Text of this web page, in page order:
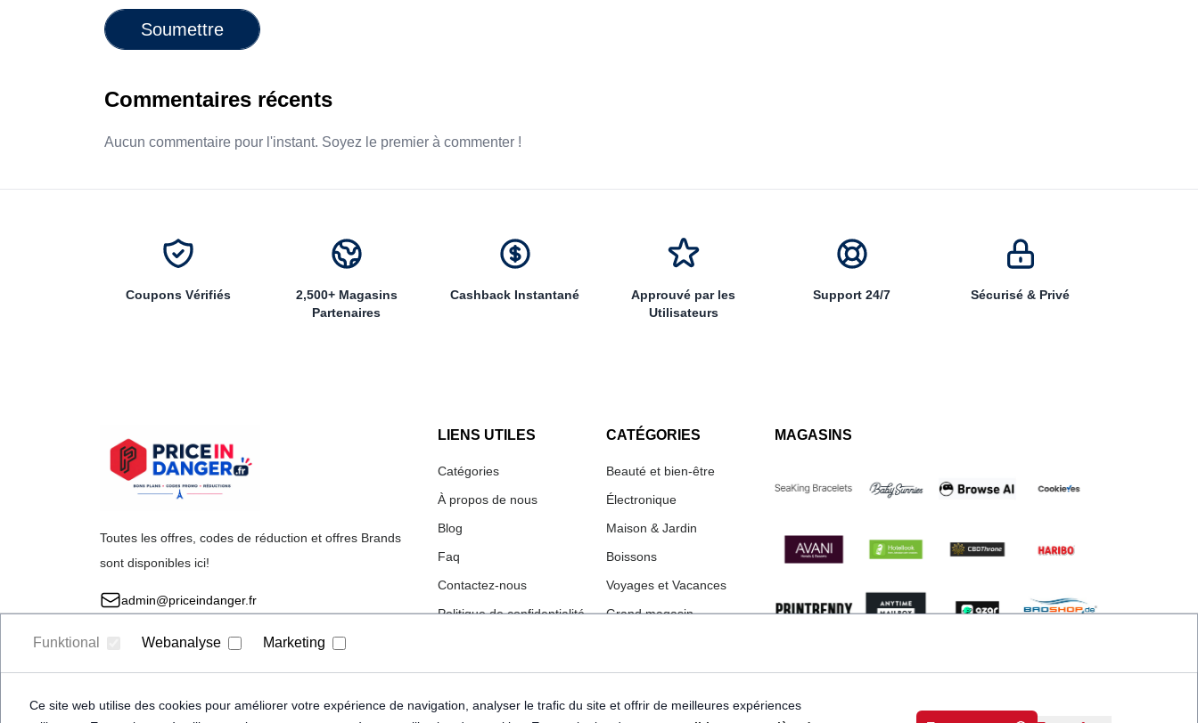
Soumettre
Commentaires récents
Aucun commentaire pour l'instant. Soyez le premier à commenter !
Coupons Vérifiés
2,500+ Magasins
Partenaires
Cashback Instantané
Approuvé par les
Utilisateurs
Support 24/7 Sécurisé & Privé
Funktional Webanalyse Marketing
Ce site web utilise des cookies pour améliorer votre expérience de navigation, analyser le trafic du site et offrir de meilleures expériences
Toutes les offres, codes de réduction et offres Brands
sont disponibles ici!
admin@priceindanger.fr
LIENS UTILES
Catégories
À propos de nous
Blog
Faq
Contactez-nous
Politique de confidentialité
Imprimer
CATÉGORIES
Beauté et bien-être
Électronique
Maison & Jardin
Boissons
Voyages et Vacances
Grand magasin
MAGASINS